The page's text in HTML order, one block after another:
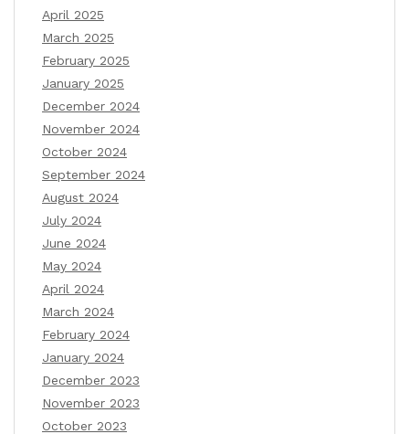
April 2025
March 2025
February 2025
January 2025
December 2024
November 2024
October 2024
September 2024
August 2024
July 2024
June 2024
May 2024
April 2024
March 2024
February 2024
January 2024
December 2023
November 2023
October 2023